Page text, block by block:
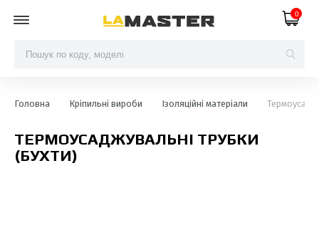
0
Головна Кріпильні вироби Ізоляційні матеріали
ТЕРМОУСАДЖУВАЛЬНІ ТРУБКИ
(БУХТИ)